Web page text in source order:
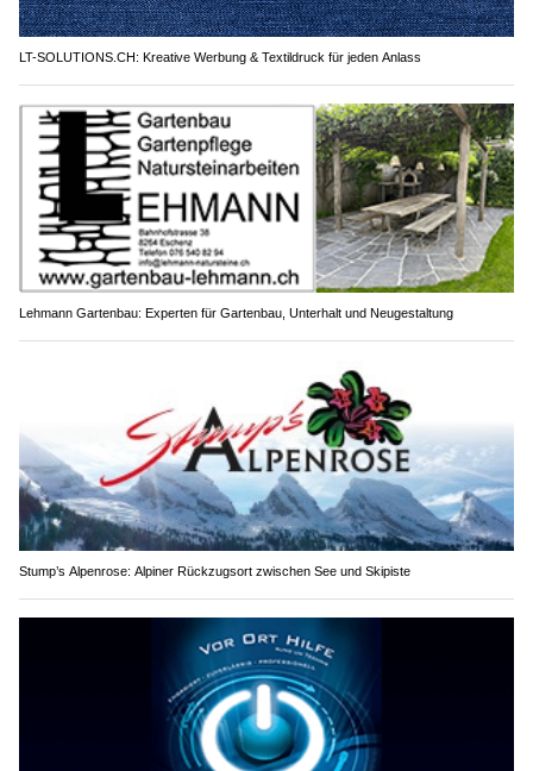
LT-SOLUTIONS.CH: Kreative Werbung & Textildruck für jeden Anlass
Lehmann Gartenbau: Experten für Gartenbau, Unterhalt und Neugestaltung
Stump’s Alpenrose: Alpiner Rückzugsort zwischen See und Skipiste